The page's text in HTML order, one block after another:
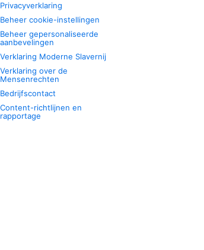
Privacyverklaring
Beheer cookie-instellingen
Beheer gepersonaliseerde
aanbevelingen
Verklaring Moderne Slavernij
Verklaring over de
Mensenrechten
Bedrijfscontact
Content-richtlijnen en
rapportage